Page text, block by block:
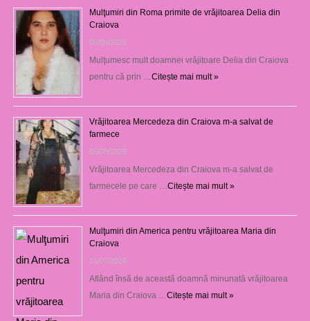
Mulţumiri din Roma primite de vrăjitoarea Delia din
Craiova
06/08/2026
Mulţumesc mult doamnei vrăjitoare Delia din Craiova
pentru că prin … Citește mai mult »
Vrăjitoarea Mercedeza din Craiova m-a salvat de
farmece
06/08/2026
Vrăjitoarea Mercedeza din Craiova m-a salvat de
farmecele pe care … Citește mai mult »
Mulţumiri din America pentru vrăjitoarea Maria din
Craiova
31/07/2026
Aflând însă de această doamnă minunată vrăjitoarea
Maria din Craiova … Citește mai mult »